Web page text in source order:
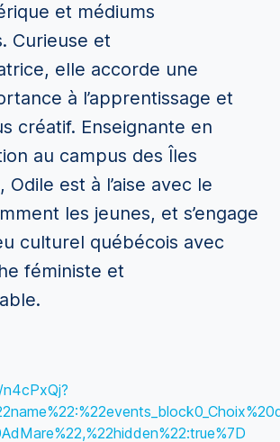
et médiums
Curieuse et
elle accorde une
à l’apprentissage et
créatif. Enseignante en
au campus des Îles
Odile est à l’aise avec le
les jeunes, et s’engage
culturel québécois avec
féministe et